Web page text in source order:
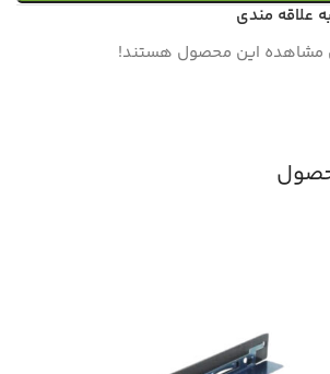
علاقه مندی
مشاهده این محصول هستند!